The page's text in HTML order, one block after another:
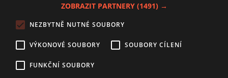
Zásady používání souborů cookies
Autoři
Nastavení cookies
ZOBRAZIT PARTNERY (1491) →
NEZBYTNĚ NUTNÉ SOUBORY
VÝKONOVÉ SOUBORY SOUBORY CÍLENÍ
FUNKČNÍ SOUBORY